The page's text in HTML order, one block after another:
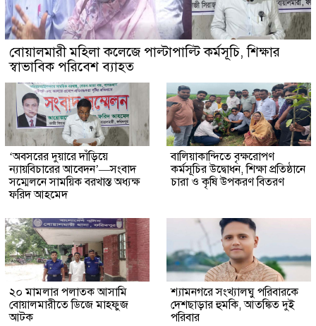
বোয়ালমারী মহিলা কলেজে পাল্টাপাল্টি কর্মসূচি, শিক্ষার
স্বাভাবিক পরিবেশ ব্যাহত
‘অবসরের দুয়ারে দাঁড়িয়ে
ন্যায়বিচারের আবেদন’—সংবাদ
সম্মেলনে সাময়িক বরখাস্ত অধ্যক্ষ
ফরিদ আহমেদ
বালিয়াকান্দিতে বৃক্ষরোপণ
কর্মসূচির উদ্বোধন, শিক্ষা প্রতিষ্ঠানে
চারা ও কৃষি উপকরণ বিতরণ
২০ মামলার পলাতক আসামি
বোয়ালমারীতে ডিজে মাহফুজ
আটক
শ্যামনগরে সংখ্যালঘু পরিবারকে
দেশছাড়ার হুমকি, আতঙ্কিত দুই
পরিবার